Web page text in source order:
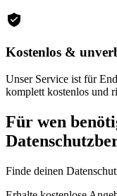
Kostenlos &
Unser Service ist für
komplett kostenlos und
Für wen
Finde deinen